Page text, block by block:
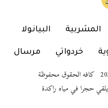
المشربية البيانولا
خردواتي مرسال
حجرا في مياه راكدة